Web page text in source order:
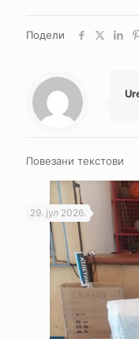
Подели
Повезани текстови
29. јул 2026.